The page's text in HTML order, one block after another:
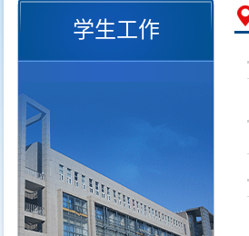
岗位职责
学生工作